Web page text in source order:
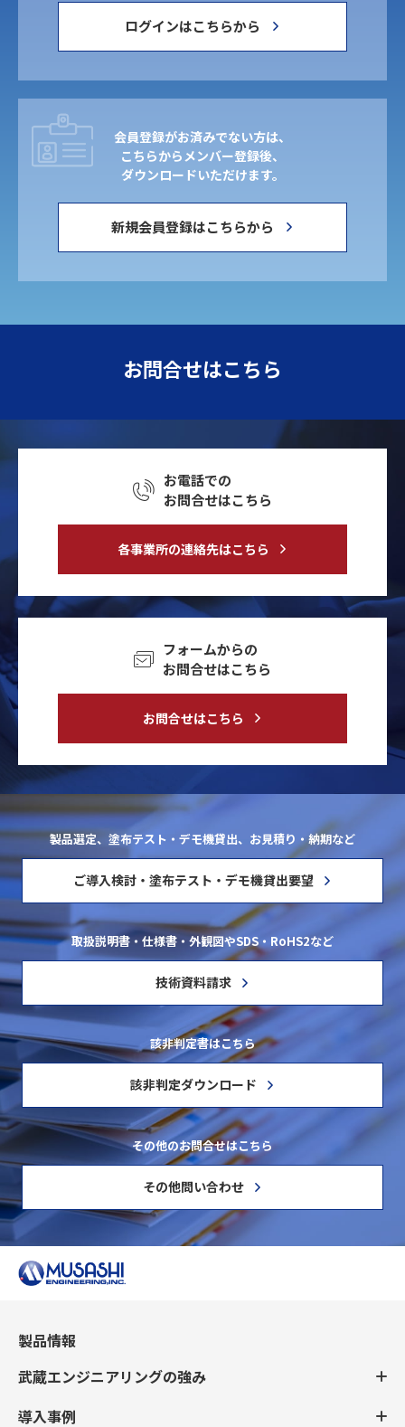
ログインはこちらから
会員登録がお済みでない方は、
こちらからメンバー登録後、
ダウンロードいただけます。
新規会員登録はこちらから
お問合せはこちら
お電話での
お問合せはこちら
各事業所の連絡先はこちら
フォームからの
お問合せはこちら
お問合せはこちら
製品選定、塗布テスト・デモ機貸出、お見積り・納期など
ご導入検討・塗布テスト・デモ機貸出要望
取扱説明書・仕様書・外観図やSDS・RoHS2など
技術資料請求
該非判定書はこちら
該非判定ダウンロード
その他のお問合せはこちら
その他問い合わせ
製品情報
武蔵エンジニアリングの強み
導入事例